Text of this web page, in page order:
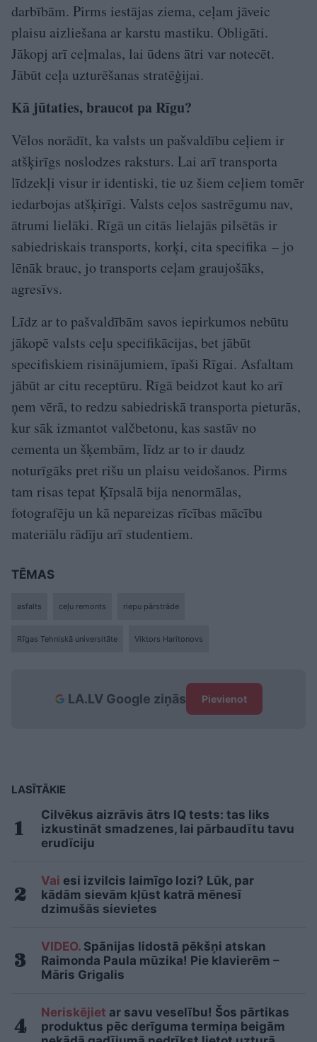
darbībām. Pirms iestājas ziema, ceļam jāveic
plaisu aizliešana ar karstu mastiku. Obligāti.
Jākopj arī ceļmalas, lai ūdens ātri var notecēt.
Jābūt ceļa uzturēšanas stratēģijai.
Kā jūtaties, braucot pa Rīgu?
Vēlos norādīt, ka valsts un pašvaldību ceļiem ir
atšķirīgs noslodzes raksturs. Lai arī transporta
līdzekļi visur ir identiski, tie uz šiem ceļiem tomēr
iedarbojas atšķirīgi. Valsts ceļos sastrēgumu nav,
ātrumi lielāki. Rīgā un citās lielajās pilsētās ir
sabiedriskais transports, korķi, cita specifika – jo
lēnāk brauc, jo transports ceļam graujošāks,
agresīvs.
Līdz ar to pašvaldībām savos iepirkumos nebūtu
jākopē valsts ceļu specifikācijas, bet jābūt
specifiskiem risinājumiem, īpaši Rīgai. Asfaltam
jābūt ar citu receptūru. Rīgā beidzot kaut ko arī
ņem vērā, to redzu sabiedriskā transporta pieturās,
kur sāk izmantot valčbetonu, kas sastāv no
cementa un šķembām, līdz ar to ir daudz
noturīgāks pret rišu un plaisu veidošanos. Pirms
tam risas tepat Ķīpsalā bija nenormālas,
fotografēju un kā nepareizas rīcības mācību
materiālu rādīju arī studentiem.
TĒMAS
asfalts ceļu remonts riepu pārstrāde
Rīgas Tehniskā universitāte Viktors Haritonovs
LA.LV Google ziņās Pievienot
LASĪTĀKIE
Cilvēkus aizrāvis ātrs IQ tests: tas liks
izkustināt smadzenes, lai pārbaudītu tavu
erudīciju
Vai esi izvilcis laimīgo lozi? Lūk, par
kādām sievām kļūst katrā mēnesī
dzimušās sievietes
VIDEO. Spānijas lidostā pēkšņi atskan
Raimonda Paula mūzika! Pie klavierēm –
Māris Grigalis
Neriskējiet ar savu veselību! Šos pārtikas
produktus pēc derīguma termiņa beigām